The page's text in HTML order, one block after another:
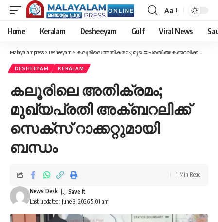
Font
Resizer
Aa
Home Keralam Desheeyam Gulf Viral News
Malayalampress > Desheeyam > കലൂരിലെ അതിക്രമം; മുഖ്യപ്രതി അക്ബറലിക്ക് സെക്സ് റാക്കറ്റുമായി ബന്ധം
DESHEEYAM KERALAM
കലൂരിലെ അതിക്രമം;
മുഖ്യപ്രതി അക്ബറലിക്ക്
സെക്സ് റാക്കറ്റുമായി
ബന്ധം
Last updated: June 3, 2026 5:01 am
News Desk
1 Min Read